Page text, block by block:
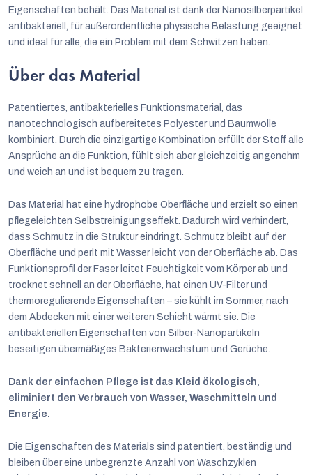
Eigenschaften behält. Das Material ist dank der Nanosilberpartikel
antibakteriell, für außerordentliche physische Belastung geeignet
und ideal für alle, die ein Problem mit dem Schwitzen haben.
Über das Material
Patentiertes, antibakterielles Funktionsmaterial, das
nanotechnologisch aufbereitetes Polyester und Baumwolle
kombiniert. Durch die einzigartige Kombination erfüllt der Stoff alle
Ansprüche an die Funktion, fühlt sich aber gleichzeitig angenehm
und weich an und ist bequem zu tragen.
Das Material hat eine hydrophobe Oberfläche und erzielt so einen
pflegeleichten Selbstreinigungseffekt. Dadurch wird verhindert,
dass Schmutz in die Struktur eindringt. Schmutz bleibt auf der
Oberfläche und perlt mit Wasser leicht von der Oberfläche ab. Das
Funktionsprofil der Faser leitet Feuchtigkeit vom Körper ab und
trocknet schnell an der Oberfläche, hat einen UV-Filter und
thermoregulierende Eigenschaften – sie kühlt im Sommer, nach
dem Abdecken mit einer weiteren Schicht wärmt sie. Die
antibakteriellen Eigenschaften von Silber-Nanopartikeln
beseitigen übermäßiges Bakterienwachstum und Gerüche.
Dank der einfachen Pflege ist das Kleid ökologisch,
eliminiert den Verbrauch von Wasser, Waschmitteln und
Energie.
Die Eigenschaften des Materials sind patentiert, beständig und
bleiben über eine unbegrenzte Anzahl von Waschzyklen